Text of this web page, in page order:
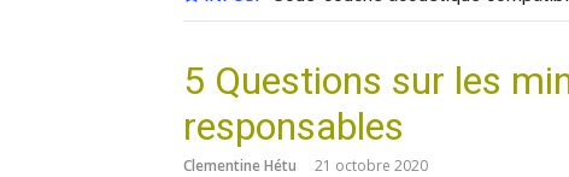
5 Questions sur les
responsables
Clementine Hétu 21 octobre 2020